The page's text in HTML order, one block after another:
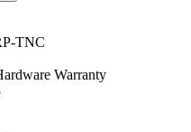
TNC
Warranty